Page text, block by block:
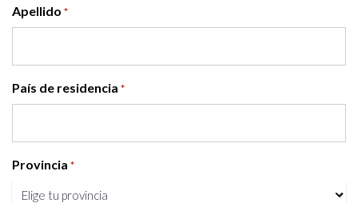
Apellido *
País de residencia *
Provincia *